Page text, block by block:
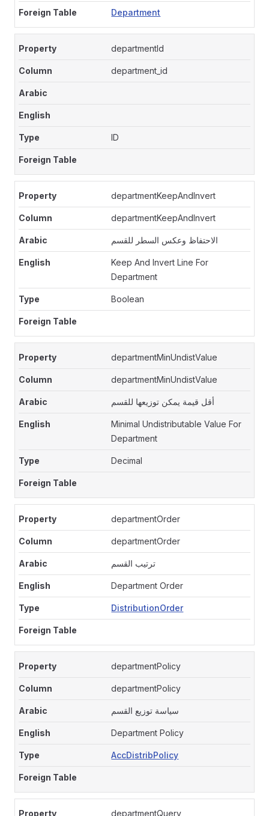
Department
departmentId
department_id
ID
departmentKeepAndInvert
departmentKeepAndInvert
الاحتفاظ وعكس السطر للقسم
Keep And Invert Line For
Department
Boolean
departmentMinUndistValue
departmentMinUndistValue
أقل قيمة يمكن توزيعها للقسم
Minimal Undistributable Value For
Department
Decimal
departmentOrder
departmentOrder
ترتيب القسم
Department Order
DistributionOrder
departmentPolicy
departmentPolicy
سياسة توزيع القسم
Department Policy
AccDistribPolicy
departmentQuery